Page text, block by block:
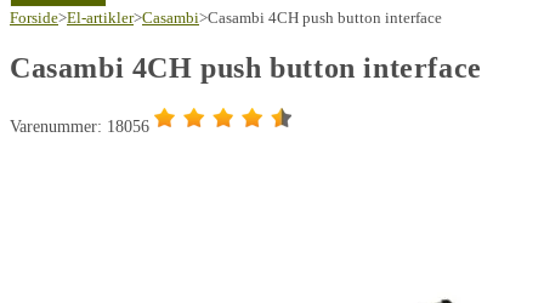
push
interface
Forside>El-artikler>Casambi>Casambi 4CH push button interface
Casambi 4CH push button interface
Varenummer: 18056